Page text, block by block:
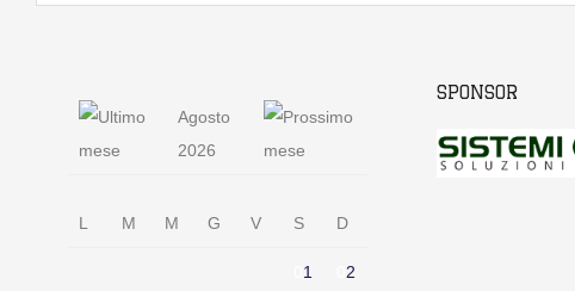
Agosto
2026
L M M G V S D
1 2
SPONSOR